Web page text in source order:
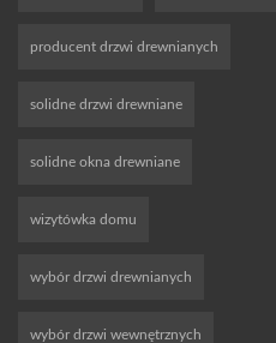
producent drzwi drewnianych
solidne drzwi drewniane
solidne okna drewniane
wizytówka domu
wybór drzwi drewnianych
wybór drzwi wewnętrznych